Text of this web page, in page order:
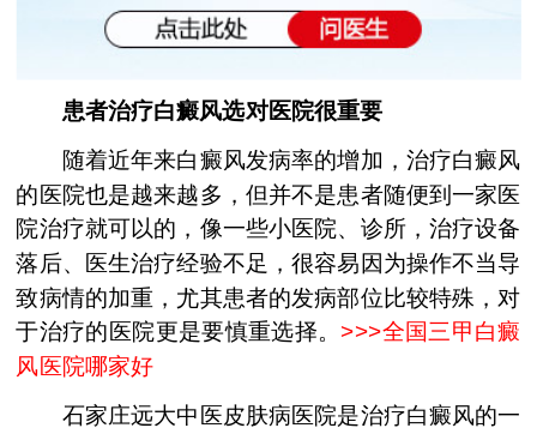
患者治疗白癜风选对医院很重要
随着近年来白癜风发病率的增加，治疗白癜风
的医院也是越来越多，但并不是患者随便到一家医
院治疗就可以的，像一些小医院、诊所，治疗设备
落后、医生治疗经验不足，很容易因为操作不当导
致病情的加重，尤其患者的发病部位比较特殊，对
于治疗的医院更是要慎重选择。 >>>全国三甲白癜
风医院哪家好
石家庄远大中医皮肤病医院是治疗白癜风的一